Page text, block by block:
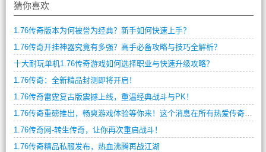
猜你喜欢
1.76传奇版本为何被誉为经典？新手如何快速上手？
1.76传奇开挂神器究竟有多强？高手必备攻略与技巧全解析？
十大耐玩单机1.76传奇游戏如何选择职业与快速升级攻略？
1.76传奇：全新精品封测即将开启！
1.76传奇雷霆复古版震撼上线，重温经典战斗与PK！
1.76传奇重磅推出，畅爽游戏体验等你来！这个消息在所有热爱传奇游戏的玩家中引起了轰动，毕竟1.76版本是传奇游戏中最著名的版本之一，是无数玩家最向往的传奇世界。
1.76传奇网-转生传奇，让你再次重启战斗！
1.76传奇精品私服发布，热血沸腾再战江湖